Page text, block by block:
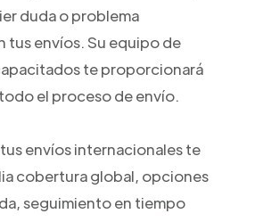
duda o problema
tus envíos. Su equipo de
te proporcionará
el proceso de envío.
tus envíos internacionales te
cobertura global, opciones
seguimiento en tiempo